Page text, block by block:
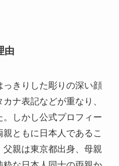
由
きりした彫りの深い顔
ナ表記などが重なり、
しかし公式プロフィー
ともに日本人であるこ
父親は東京都出身、母親